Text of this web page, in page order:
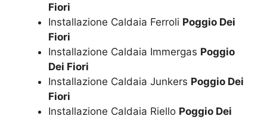
Fiori
Installazione Caldaia Ferroli Poggio Dei
Fiori
Installazione Caldaia Immergas Poggio
Dei Fiori
Installazione Caldaia Junkers Poggio Dei
Fiori
Installazione Caldaia Riello Poggio Dei